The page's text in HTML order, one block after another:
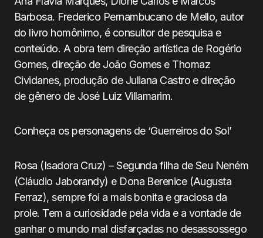
Barbosa. Frederico Pernambucano de Mello, autor
do livro homônimo, é consultor de pesquisa e
conteúdo. A obra tem direção artística de Rogério
Gomes, direção de João Gomes e Thomaz
Cividanes, produção de Juliana Castro e direção
de gênero de José Luiz Villamarim.
Conheça os personagens de ‘Guerreiros do Sol’
Rosa (Isadora Cruz) – Segunda filha de Seu Neném
(Cláudio Jaborandy) e Dona Berenice (Augusta
Ferraz), sempre foi a mais bonita e graciosa da
prole. Tem a curiosidade pela vida e a vontade de
ganhar o mundo mal disfarçadas no desassossego